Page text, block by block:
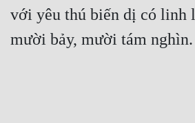
với yêu thú biến dị có linh